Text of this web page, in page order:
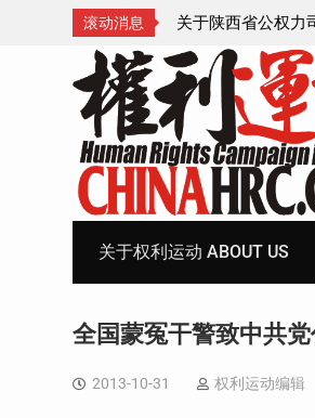
滚动消息
涉伞问题的550人
获刑8年的安徽省
飞的案情及简历
关于权利运动 ABOUT US
全国蒙冤干警致中共
2013-10-31 权利运动编辑